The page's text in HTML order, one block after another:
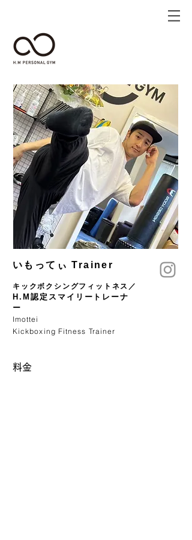
いもってぃ Trainer
​キックボクシングフィットネス ​／
H.M認定スマイリートレーナ
ー
Imottei
Kickboxing Fitness Trainer
​料金